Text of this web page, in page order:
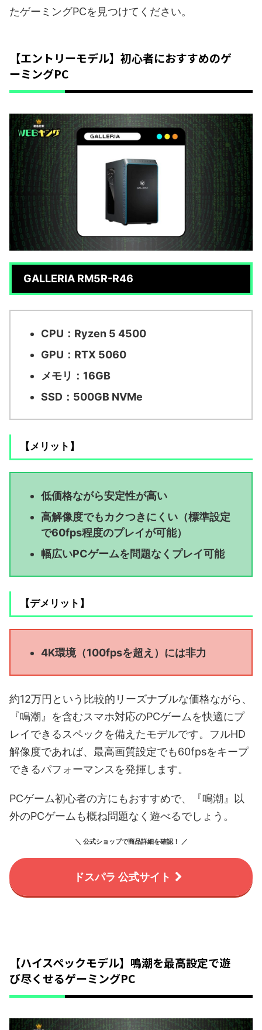
たゲーミングPCを見つけてください。
【エントリーモデル】初心者におすすめのゲ
ーミングPC
GALLERIA RM5R-R46
CPU：Ryzen 5 4500
GPU：RTX 5060
メモリ：16GB
SSD：500GB NVMe
【メリット】
低価格ながら安定性が高い
高解像度でもカクつきにくい（標準設定
で60fps程度のプレイが可能）
幅広いPCゲームを問題なくプレイ可能
【デメリット】
4K環境（100fpsを超え）には非力
約12万円という比較的リーズナブルな価格ながら、
『鳴潮』を含むスマホ対応のPCゲームを快適にプ
レイできるスペックを備えたモデルです。フルHD
解像度であれば、最高画質設定でも60fpsをキープ
できるパフォーマンスを発揮します。
PCゲーム初心者の方にもおすすめで、『鳴潮』以
外のPCゲームも概ね問題なく遊べるでしょう。
＼ 公式ショップで商品詳細を確認！ ／
ドスパラ 公式サイト
【ハイスペックモデル】鳴潮を最高設定で遊
び尽くせるゲーミングPC